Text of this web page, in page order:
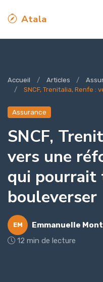
Atala
Accueil Articles
SNCF, Trenitalia, Renfe :
Assurance
SNCF,
vers une
qui
bouleverser
EM Emmanuelle
12 min de lecture